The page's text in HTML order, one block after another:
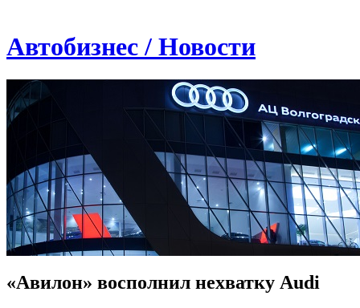
Автобизнес / Новости
«Авилон» восполнил нехватку Audi